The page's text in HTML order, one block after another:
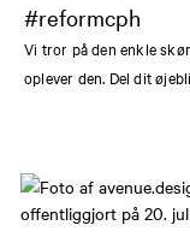
#reformcph
Vi tror på den enkle
oplever den. Del dit